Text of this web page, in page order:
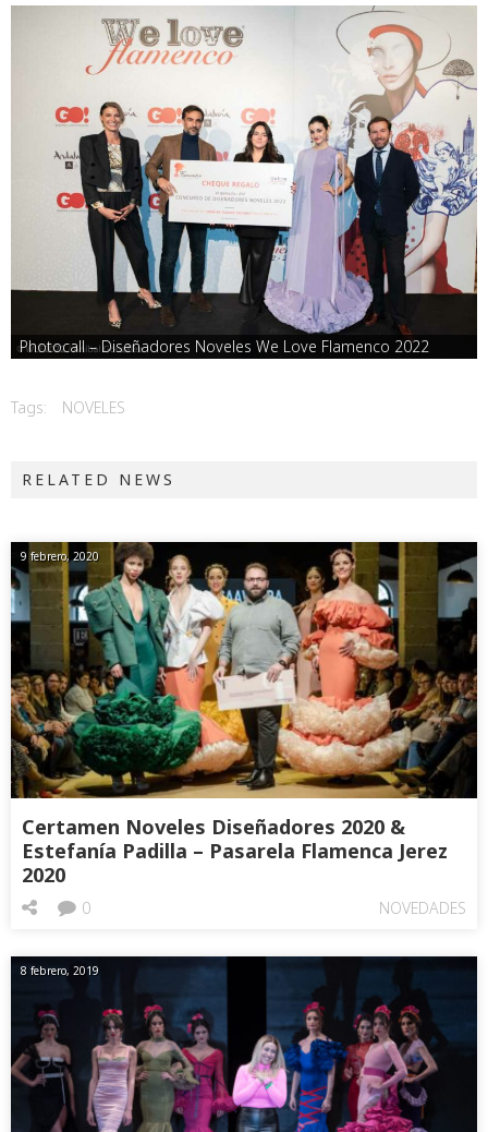
Photocall – Diseñadores Noveles We Love Flamenco 2022
Tags: NOVELES
RELATED NEWS
9 febrero, 2020
Certamen Noveles Diseñadores 2020 &
Estefanía Padilla – Pasarela Flamenca Jerez
2020
NOVEDADES
0
8 febrero, 2019